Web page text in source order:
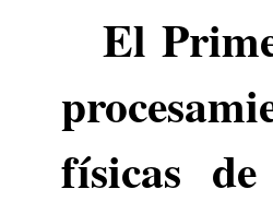
El
físicas